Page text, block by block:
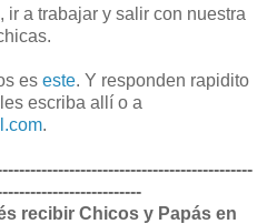
a trabajar y salir con nuestra
es este. Y responden rapidito
escriba allí o a
.
recibir Chicos y Papás en